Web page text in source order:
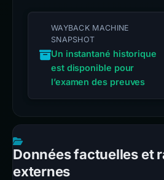
WAYBACK MACHINE
SNAPSHOT
Un instantané historique
est disponible pour
l’examen des preuves
Données factuelles et
externes